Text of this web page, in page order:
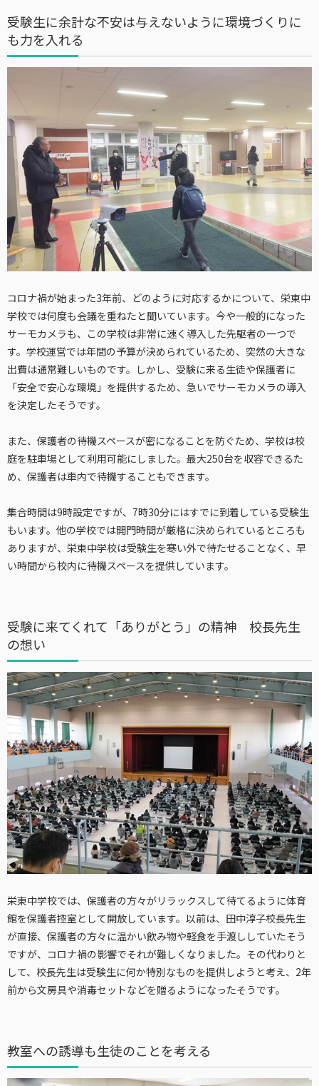
受験生に余計な不安は与えないように環境づくりに
も力を入れる
コロナ禍が始まった3年前、どのように対応するかについて、栄東中
学校では何度も会議を重ねたと聞いています。今や一般的になった
サーモカメラも、この学校は非常に速く導入した先駆者の一つで
す。学校運営では年間の予算が決められているため、突然の大きな
出費は通常難しいものです。しかし、受験に来る生徒や保護者に
「安全で安心な環境」を提供するため、急いでサーモカメラの導入
を決定したそうです。
また、保護者の待機スペースが密になることを防ぐため、学校は校
庭を駐車場として利用可能にしました。最大250台を収容できるた
め、保護者は車内で待機することもできます。
集合時間は9時設定ですが、7時30分にはすでに到着している受験生
もいます。他の学校では開門時間が厳格に決められているところも
ありますが、栄東中学校は受験生を寒い外で待たせることなく、早
い時間から校内に待機スペースを提供しています。
受験に来てくれて「ありがとう」の精神 校長先生
の想い
栄東中学校では、保護者の方々がリラックスして待てるように体育
館を保護者控室として開放しています。以前は、田中淳子校長先生
が直接、保護者の方々に温かい飲み物や軽食を手渡ししていたそう
ですが、コロナ禍の影響でそれが難しくなりました。その代わりと
して、校長先生は受験生に何か特別なものを提供しようと考え、2年
前から文房具や消毒セットなどを贈るようになったそうです。
教室への誘導も生徒のことを考える